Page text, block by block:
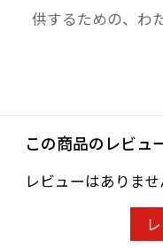
供するための、わ
この商品のレビュ
レビューはありませ